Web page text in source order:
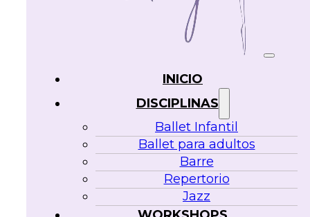
INICIO
DISCIPLINAS
Ballet Infantil
Ballet para adultos
Barre
Repertorio
Jazz